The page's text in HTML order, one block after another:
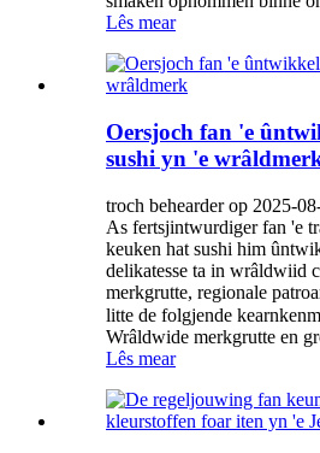
Lês mear
Oersjoch fan 'e
sushi yn 'e
troch behearder op 2025-
As fertsjintwurdiger fan 'e
keuken hat sushi him
delikatesse ta in wrâldwiid
merkgrutte, regionale
litte de folgjende
Wrâldwide merkgrutte en
Lês mear